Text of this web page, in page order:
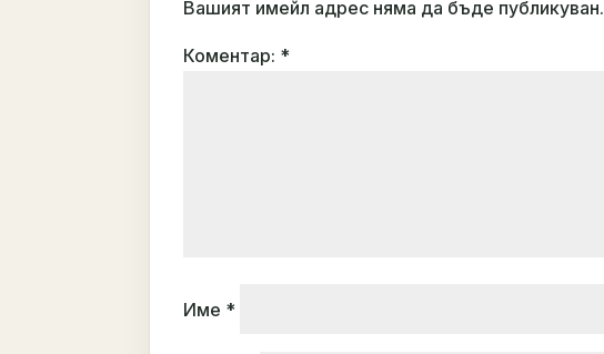
Вашият имейл адрес няма да бъде публикуван.
Коментар: *
Име *